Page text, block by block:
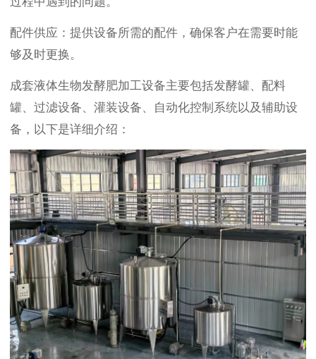
配件供应：提供设备所需的配件，确保客户在需要时能
够及时更换。
成套液体生物发酵肥加工设备主要包括发酵罐、配料
罐、过滤设备、灌装设备、自动化控制系统以及辅助设
备，以下是详细介绍：